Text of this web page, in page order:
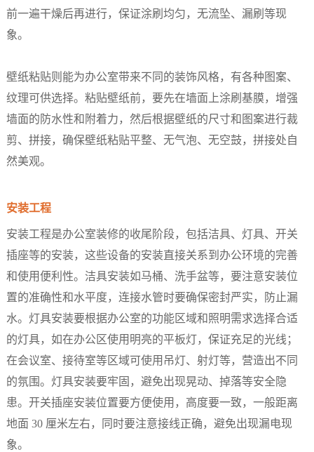
前一遍干燥后再进行，保证涂刷均匀，无流坠、漏刷等现
象。​
壁纸粘贴则能为办公室带来不同的装饰风格，有各种图案、
纹理可供选择。粘贴壁纸前，要先在墙面上涂刷基膜，增强
墙面的防水性和附着力，然后根据壁纸的尺寸和图案进行裁
剪、拼接，确保壁纸粘贴平整、无气泡、无空鼓，拼接处自
然美观。​
安装工程​
安装工程是办公室装修的收尾阶段，包括洁具、灯具、开关
插座等的安装，这些设备的安装直接关系到办公环境的完善
和使用便利性。洁具安装如马桶、洗手盆等，要注意安装位
置的准确性和水平度，连接水管时要确保密封严实，防止漏
水。灯具安装要根据办公室的功能区域和照明需求选择合适
的灯具，如在办公区使用明亮的平板灯，保证充足的光线；
在会议室、接待室等区域可使用吊灯、射灯等，营造出不同
的氛围。灯具安装要牢固，避免出现晃动、掉落等安全隐
患。开关插座安装位置要方便使用，高度要一致，一般距离
地面 30 厘米左右，同时要注意接线正确，避免出现漏电现
象。​